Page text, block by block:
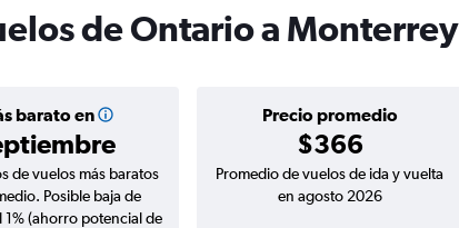
de Ontario a Monterrey
barato en Precio promedio
$366
de vuelos más baratos
Posible baja de
1% (ahorro potencial de
Promedio de vuelos de ida y vuelta
en agosto 2026